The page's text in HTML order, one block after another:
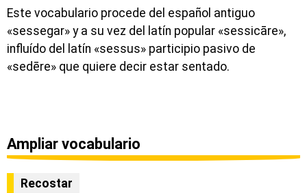
Este vocabulario procede del español antiguo
«sessegar» y a su vez del latín popular «sessicāre»,
influído del latín «sessus» participio pasivo de
«sedēre» que quiere decir estar sentado.
Ampliar vocabulario
Recostar